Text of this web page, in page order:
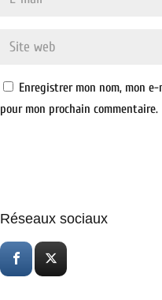
Enregistrer mon nom, mon
pour mon prochain commentaire.
Réseaux sociaux